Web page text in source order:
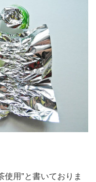
使用”と書いておりま